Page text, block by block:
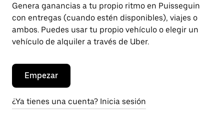
Genera ganancias a tu propio ritmo en Puisseguin
con entregas (cuando estén disponibles), viajes o
ambos. Puedes usar tu propio vehículo o elegir un
vehículo de alquiler a través de Uber.
Empezar
¿Ya tienes una cuenta? Inicia sesión